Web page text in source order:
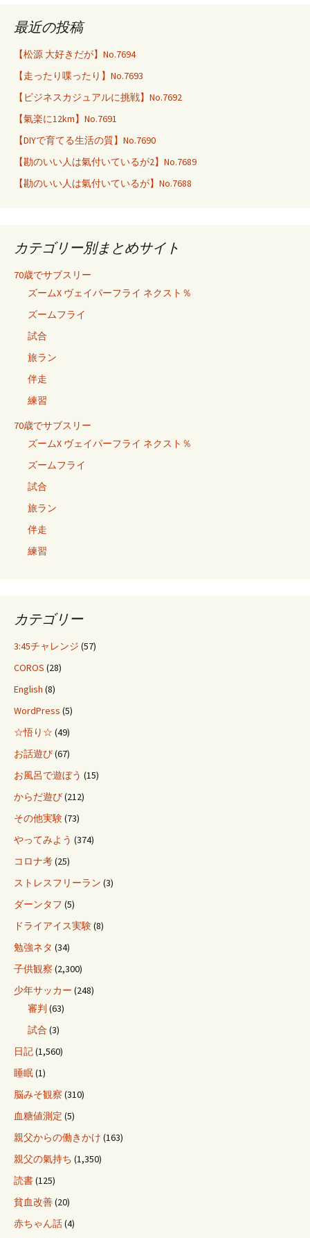
最近の投稿
【松源 大好きだが】No.7694
【走ったり喋ったり】No.7693
【ビジネスカジュアルに挑戦】No.7692
【氣楽に12km】No.7691
【DIYで育てる生活の質】No.7690
【勘のいい人は氣付いているが2】No.7689
【勘のいい人は氣付いているが】No.7688
カテゴリー別まとめサイト
70歳でサブスリー
ズームX ヴェイパーフライ ネクスト％
ズームフライ
試合
旅ラン
伴走
練習
70歳でサブスリー
ズームX ヴェイパーフライ ネクスト％
ズームフライ
試合
旅ラン
伴走
練習
カテゴリー
3:45チャレンジ (57)
COROS (28)
English (8)
WordPress (5)
☆悟り☆ (49)
お話遊び(67)
お風呂で遊ぼう (15)
からだ遊び(212)
その他実験(73)
やってみよう (374)
コロナ考(25)
ストレスフリーラン (3)
ダーンタフ (5)
ドライアイス実験(8)
勉強ネタ (34)
子供観察 (2,300)
少年サッカー (248)
審判 (63)
試合 (3)
日記(1,560)
睡眠(1)
脳みそ観察 (310)
血糖値測定 (5)
親父からの働きかけ (163)
親父の氣持ち (1,350)
読書(125)
貧血改善(20)
赤ちゃん話(4)